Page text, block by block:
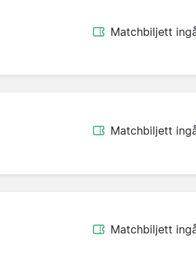
Matchbiljett
Matchbiljett
Matchbiljett